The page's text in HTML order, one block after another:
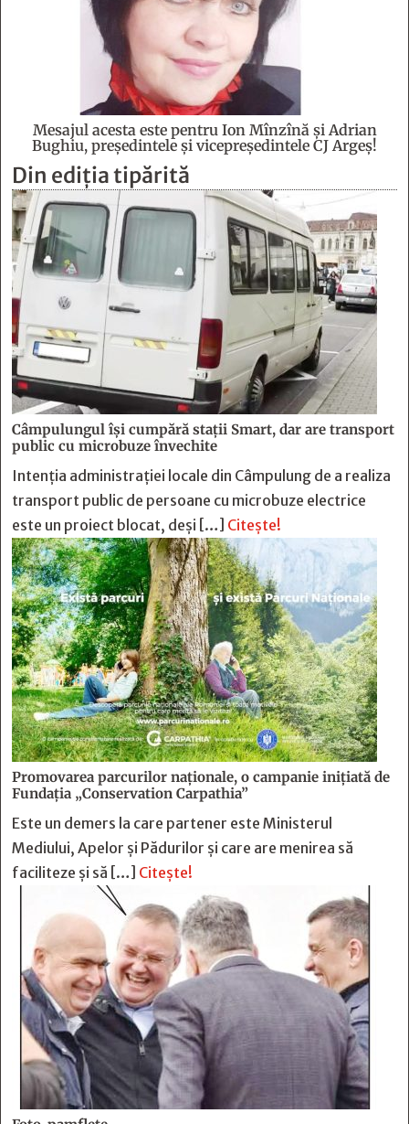
Mesajul acesta este pentru Ion Mînzînă şi Adrian
Bughiu, preşedintele şi vicepreşedintele CJ Argeş!
Din ediția tipărită
Câmpulungul îşi cumpără staţii Smart, dar are transport
public cu microbuze învechite
Intenția administrației locale din Câmpulung de a realiza
transport public de persoane cu microbuze electrice
este un proiect blocat, deși […] Citește!
Promovarea parcurilor naționale, o campanie inițiată de
Fundația „Conservation Carpathia”
Este un demers la care partener este Ministerul
Mediului, Apelor și Pădurilor și care are menirea să
faciliteze și să […] Citește!